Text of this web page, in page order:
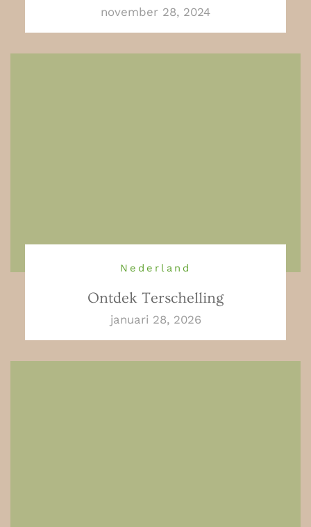
november 28, 2024
Nederland
Ontdek Terschelling
januari 28, 2026